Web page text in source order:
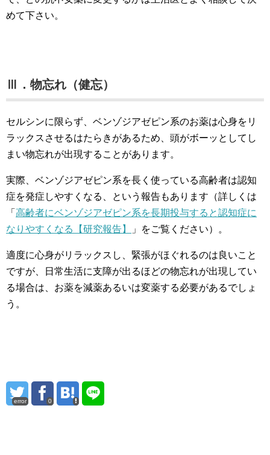
めて下さい。
Ⅲ．物忘れ（健忘）
セルシンに限らず、ベンゾジアゼピン系のお薬は心身をリ
ラックスさせるはたらきがあるため、頭がボーッとしてし
まい物忘れが出現することがあります。
実際、ベンゾジアゼピン系を長く使っている高齢者は認知
症を発症しやすくなる、という報告もあります（詳しくは
「 高齢者にベンゾジアゼピン系を長期投与すると認知症に
なりやすくなる【研究報告】
」をご覧ください）。
適度に心身がリラックスし、緊張がほぐれるのは良いこと
ですが、日常生活に支障が出るほどの物忘れが出現してい
る場合は、お薬を減薬あるいは変薬する必要があるでしょ
う。
error 0